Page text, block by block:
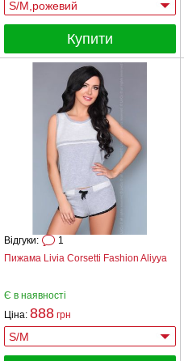
Купити
Пижама Livia Corsetti Fashion Aliyya
Відгуки: 1
Є в наявності
Ціна: 888 грн